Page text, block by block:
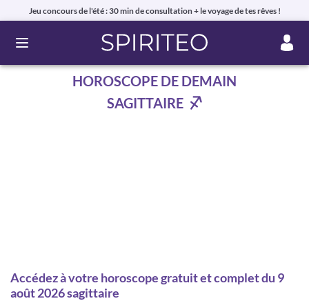
Jeu concours de l'été : 30 min de consultation + le voyage de tes rêves !
Ouvrir le menu
HOROSCOPE DE DEMAIN
SAGITTAIRE
Accédez à votre horoscope gratuit et complet du 9
août 2026 sagittaire